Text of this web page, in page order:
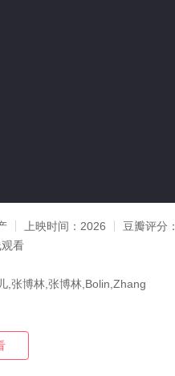
上映时间： 2026 豆瓣评分：
看
,张博林,张博林,Bolin,Zhang